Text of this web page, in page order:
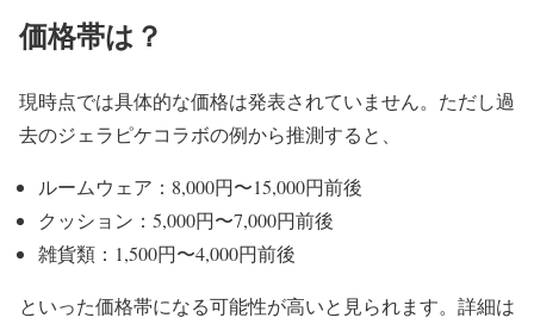
価格帯は？
現時点では具体的な価格は発表されていません。ただし過
去のジェラピケコラボの例から推測すると、
ルームウェア：8,000円〜15,000円前後
クッション：5,000円〜7,000円前後
雑貨類：1,500円〜4,000円前後
といった価格帯になる可能性が高いと見られます。詳細は